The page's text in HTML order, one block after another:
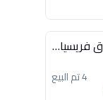
طقم شربات 7 ق فريسيا لومينارك
4 تم البيع